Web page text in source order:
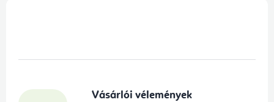
Vásárlói vélemények